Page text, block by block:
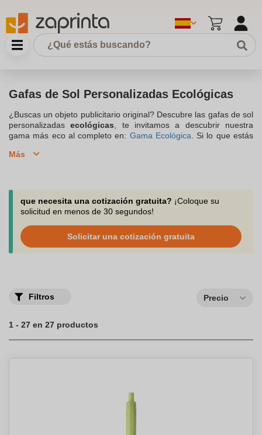
Gafas de Sol Personalizadas Ecológicas
¿Buscas un objeto publicitario original? Descubre las gafas de sol
personalizadasecológicas , te invitamos a descubrir nuestra
gama más eco al completo en: Gama Ecológica . Si lo que estás
socios, tus clientes y hasta a tus empleados, ¿por qué no elegir
publicitario moderno y a la moda, puedes plasmar el nombre y el
logotipo de tu empresa o negocio para transmitir tu imagen de
marca.
Más
que necesita una cotización gratuita? ¡Coloque su
solicitud en menos de 30 segundos!
Solicitar una cotización gratuita
Filtros Precio
1 - 27 en 27 productos